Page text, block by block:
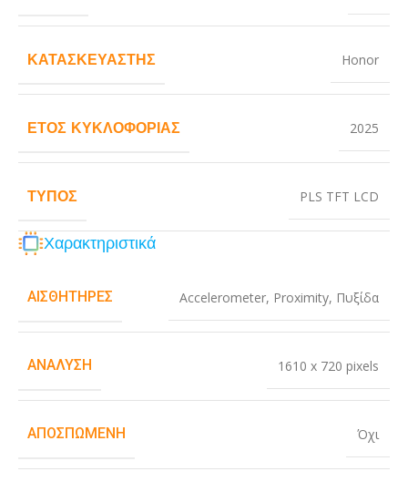
ΚΑΤΑΣΚΕΥΑΣΤΉΣ Honor
ΈΤΟΣ ΚΥΚΛΟΦΟΡΊΑΣ 2025
ΤΎΠΟΣ PLS TFT LCD
Χαρακτηριστικά
ΑΙΣΘΗΤΉΡΕΣ Accelerometer, Proximity, Πυξίδα
ΑΝΆΛΥΣΗ 1610 x 720 pixels
ΑΠΟΣΠΏΜΕΝΗ Όχι